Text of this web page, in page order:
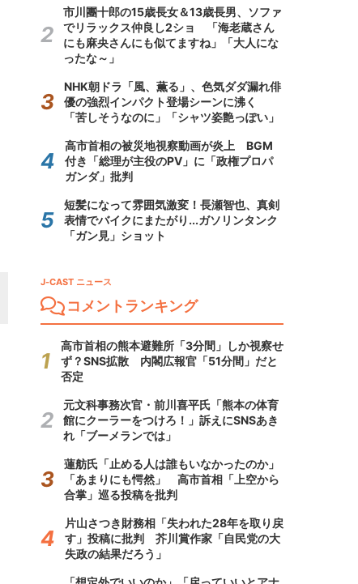
市川團十郎の15歳長女＆13歳長男、ソファ
でリラックス仲良し2ショ 「海老蔵さん
にも麻央さんにも似てますね」「大人にな
ったな～」
NHK朝ドラ「風、薫る」、色気ダダ漏れ俳
優の強烈インパクト登場シーンに沸く
「苦しそうなのに」「シャツ姿艶っぽい」
高市首相の被災地視察動画が炎上 BGM
付き「総理が主役のPV」に「政権プロパ
ガンダ」批判
短髪になって雰囲気激変！長瀬智也、真剣
表情でバイクにまたがり...ガソリンタンク
「ガン見」ショット
J-CAST ニュース
コメントランキング
高市首相の熊本避難所「3分間」しか視察せ
ず？SNS拡散 内閣広報官「51分間」だと
否定
元文科事務次官・前川喜平氏「熊本の体育
館にクーラーをつけろ！」訴えにSNSあき
れ「ブーメランでは」
蓮舫氏「止める人は誰もいなかったのか」
「あまりにも愕然」 高市首相「上空から
合掌」巡る投稿を批判
片山さつき財務相「失われた28年を取り戻
す」投稿に批判 芥川賞作家「自民党の大
失政の結果だろう」